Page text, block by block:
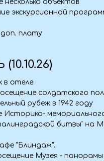
прибытие в Калмыкию, обзорная
Золотая обитель Будды
Бурхн Багшин алтн сүм) , крупнейший
период после полного
хурулов и ступ.
тура: осмотр мемориала « Исход и
по центру Элисты с
ворот, статуи Будды
семи дней
города.
группы домой.
взять с собой